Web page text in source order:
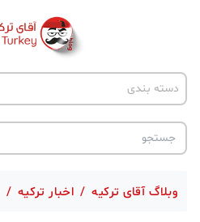
دسته بندی
اخبار ترکیه
پروژه ها
تحصیل در ترکیه
ترکیه گردی
وبلاگ آقای ترکیه / اخبار ترکیه /